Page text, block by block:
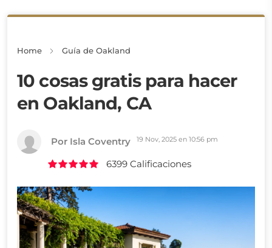
Home Guía de Oakland
10 cosas gratis para hacer
en Oakland, CA
Por Isla Coventry 19 Nov, 2025 en 10:56 pm
6399 Calificaciones